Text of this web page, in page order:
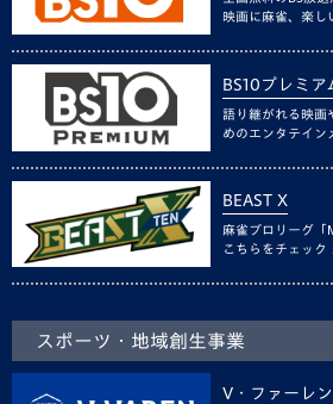
映画に麻雀、楽し
BS10プレミア
語り継がれる映画
めのエンタテイン
BEAST X
麻雀プロリーグ「
こちらをチェック！
スポーツ・地域創生事業
V・ファーレ